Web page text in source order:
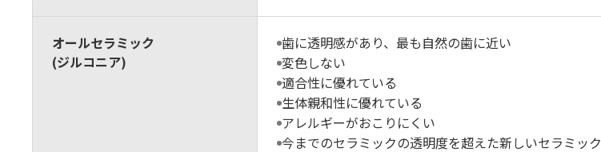
オールセラミック
(ジルコニア)
歯に透明感があり、最も自然の歯に近い
変色しない
適合性に優れている
生体親和性に優れている
アレルギーがおこりにくい
今までのセラミックの透明度を超えた新しいセラミック